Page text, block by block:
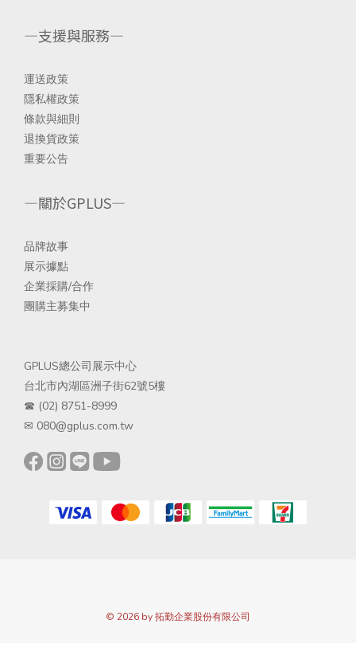
—支援與服務—
運送政策
隱私權政策
條款與細則
退換貨政策
重要公告
—關於GPLUS—
品牌故事
展示據點
企業採購/合作
團購主募集中
GPLUS總公司展示中心
台北市內湖區洲子街62號5樓
☎ (02) 8751-8999
✉ 080@gplus.com.tw
© 2026 by 拓勤企業股份有限公司